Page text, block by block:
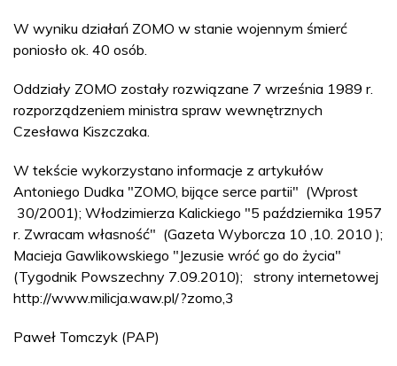
W wyniku działań ZOMO w stanie wojennym śmierć
poniosło ok. 40 osób.
Oddziały ZOMO zostały rozwiązane 7 września 1989 r.
rozporządzeniem ministra spraw wewnętrznych
Czesława Kiszczaka.
W tekście wykorzystano informacje z artykułów
Antoniego Dudka "ZOMO, bijące serce partii" (Wprost
30/2001); Włodzimierza Kalickiego "5 października 1957
r. Zwracam własność" (Gazeta Wyborcza 10 ,10. 2010 );
Macieja Gawlikowskiego "Jezusie wróć go do życia"
(Tygodnik Powszechny 7.09.2010); strony internetowej
http://www.milicja.waw.pl/?zomo,3
Paweł Tomczyk (PAP)